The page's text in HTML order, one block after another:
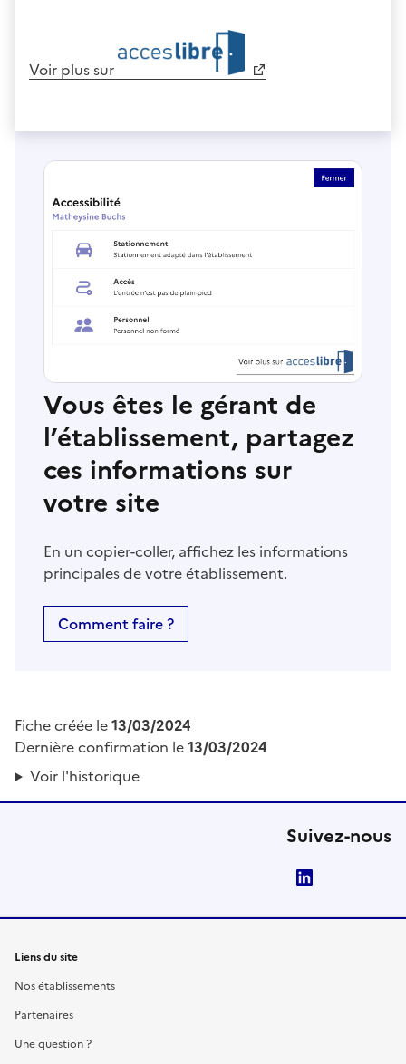
Voir plus sur
Vous êtes le gérant de
l’établissement, partagez
ces informations sur
votre site
En un copier-coller, affichez les informations
principales de votre établissement.
Comment faire ?
Fiche créée le13/03/2024
Dernière confirmation le13/03/2024
Voir l'historique
Suivez-nous
Liens du site
Nos établissements
Partenaires
Une question ?